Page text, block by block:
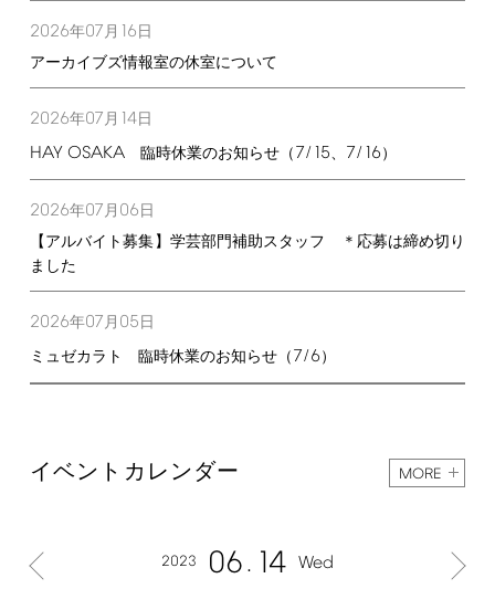
2026年07月 16日
アーカイブズ情報室の休室について
2026年07月 14日
HAY OSAKA臨時休業のお知らせ（7/15、 7/16）
2026年07月 06日
【アルバイト募集】学芸部門補助スタッフ ＊応募は締め切り
ました
2026年07月 05日
ミュゼカラト 臨時休業のお知らせ（7/6）
イベントカレンダー MORE
2023 06 14 Wed